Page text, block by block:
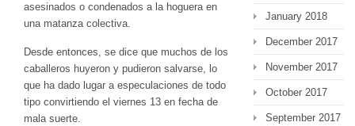
asesinados o condenados a la hoguera en
una matanza colectiva.
Desde entonces, se dice que muchos de los
caballeros huyeron y pudieron salvarse, lo
que ha dado lugar a especulaciones de todo
tipo convirtiendo el viernes 13 en fecha de
mala suerte.
January 2018
December 2017
November 2017
October 2017
September 2017